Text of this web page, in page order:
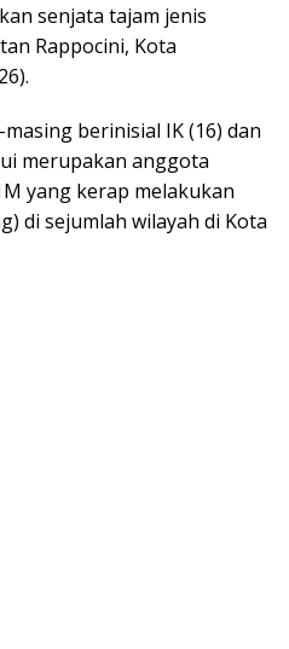
senjata tajam jenis
Rappocini, Kota
berinisial IK (16) dan
merupakan anggota
yang kerap melakukan
di sejumlah wilayah di Kota